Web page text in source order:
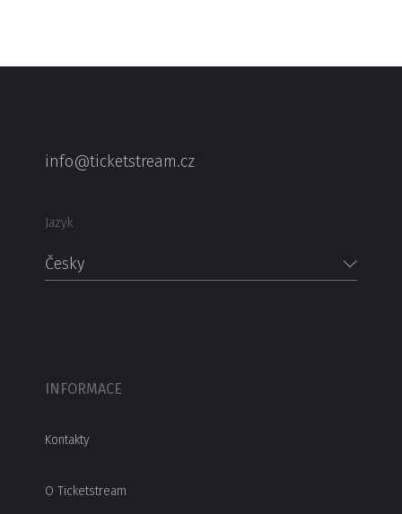
info@ticketstream.cz
Jazyk
Česky
INFORMACE
Kontakty
O Ticketstream